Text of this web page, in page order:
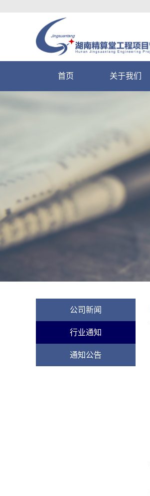
首页 关于我们
公司新闻
行业通知
通知公告